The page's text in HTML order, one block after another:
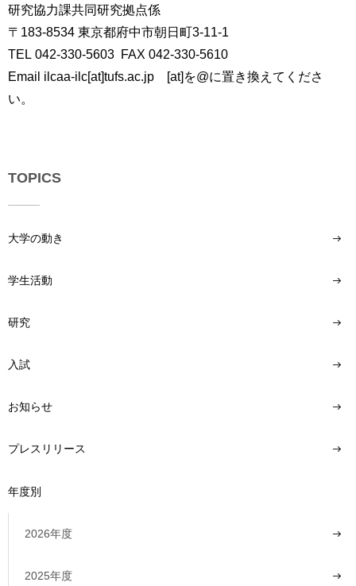
研究協力課共同研究拠点係
〒183-8534 東京都府中市朝日町3-11-1
TEL 042-330-5603 FAX 042-330-5610
Email ilcaa-ilc[at]tufs.ac.jp [at]を@に置き換えてくださ
い。
TOPICS
大学の動き
学生活動
研究
入試
お知らせ
プレスリリース
年度別
2026年度
2025年度